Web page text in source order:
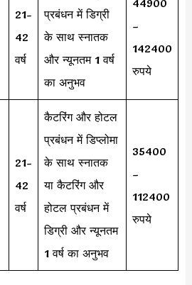
21-
42
वर्ष
प्रबंधन में डिग्री
के साथ स्नातक
और न्यूनतम 1 वर्ष
का अनुभव
44900
–
142400
रुपये
21-
42
वर्ष
कैटरिंग और होटल
प्रबंधन में डिप्लोमा
के साथ स्नातक
या कैटरिंग और
होटल प्रबंधन में
डिग्री और न्यूनतम
1 वर्ष का अनुभव
35400
–
112400
रुपये